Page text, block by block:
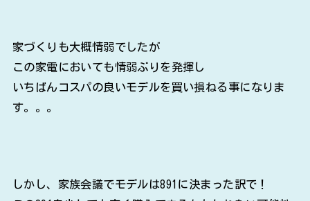
家づくりも大概情弱でしたが
この家電においても情弱ぶりを発揮し
いちばんコスパの良いモデルを買い損ねる事になりま
す。。。
しかし、家族会議でモデルは891に決まった訳で！